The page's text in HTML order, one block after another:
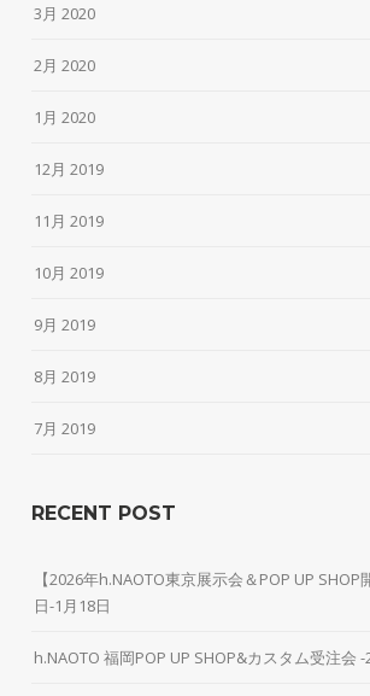
3月 2020
2月 2020
1月 2020
12月 2019
11月 2019
10月 2019
9月 2019
8月 2019
7月 2019
RECENT POST
【2026年h.NAOTO東京展示会＆POP UP
日-1月18日
h.NAOTO 福岡POP UP SHOP&カスタム受注会